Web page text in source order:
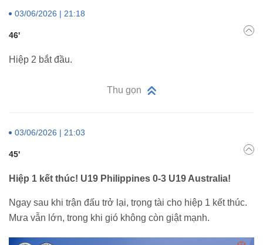
03/06/2026 | 21:18
46'
Hiệp 2 bắt đầu.
Thu gọn
03/06/2026 | 21:03
45'
Hiệp 1 kết thúc! U19 Philippines 0-3 U19 Australia!
Ngay sau khi trận đấu trở lại, trọng tài cho hiệp 1 kết thúc.
Mưa vẫn lớn, trong khi gió không còn giật mạnh.